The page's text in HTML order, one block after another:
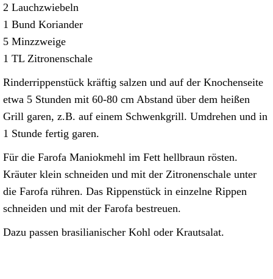
2 Lauchzwiebeln
1 Bund Koriander
5 Minzzweige
1 TL Zitronenschale
Rinderrippenstück kräftig salzen und auf der Knochenseite
etwa 5 Stunden mit 60-80 cm Abstand über dem heißen
Grill garen, z.B. auf einem Schwenkgrill. Umdrehen und in
1 Stunde fertig garen.
Für die Farofa Maniokmehl im Fett hellbraun rösten.
Kräuter klein schneiden und mit der Zitronenschale unter
die Farofa rühren. Das Rippenstück in einzelne Rippen
schneiden und mit der Farofa bestreuen.
Dazu passen brasilianischer Kohl oder Krautsalat.